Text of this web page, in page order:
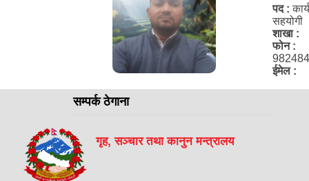
पद :
सहयोगी
शाखा :
फोन :
ईमेल :
सम्पर्क ठेगाना
गृह, सञ्चार तथा कानुन मन्त्रालय